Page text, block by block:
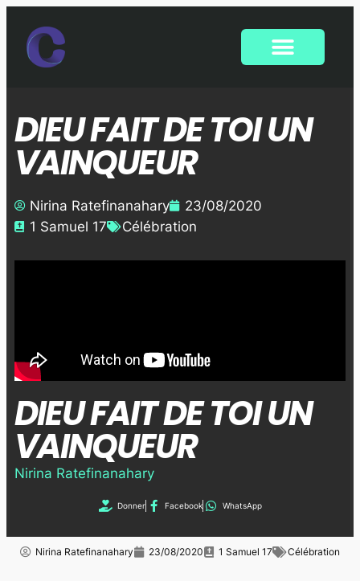
DIEU FAIT DE TOI UN
VAINQUEUR
Nirina Ratefinanahary
23/08/2020
1 Samuel 17
Célébration
DIEU FAIT DE TOI UN
VAINQUEUR
Nirina Ratefinanahary
Donner Facebook WhatsApp
Nirina Ratefinanahary 23/08/2020 1 Samuel 17 Célébration